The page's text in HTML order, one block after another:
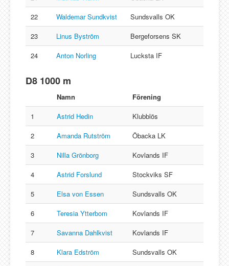
22
Waldemar Sundkvist
Sundsvalls OK
23
Linus Byström
Bergeforsens SK
24
Anton Norling Lucksta IF
D8 1000 m
Namn
Förening
1
Astrid Hedin
Klubblös
2
Amanda Rutström
Öbacka LK
3
Nilla Grönborg
Kovlands IF
4
Astrid Forslund
Stockviks SF
5
Elsa von Essen
Sundsvalls OK
6
Teresia Ytterbom
Kovlands IF
7
Savanna Dahlkvist
Kovlands IF
8
Klara Edström
Sundsvalls OK